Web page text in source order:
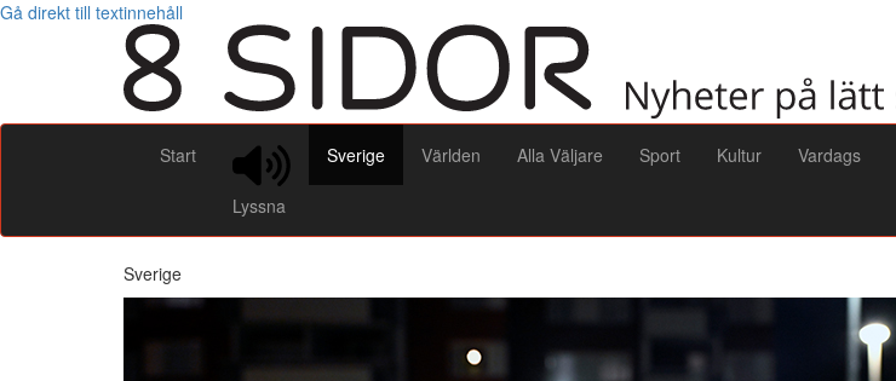
Gå direkt till textinnehåll
Start
Lyssna
Sverige Världen Alla Väljare Sport Kultur Vardags
Sverige